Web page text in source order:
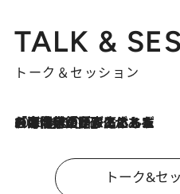
TALK &
トーク＆セッション
2026.8.3
「今後値上げがあるとすれば…」「リスクがあるのは今年の冬」エネルギー専門家が語る、ホルムズ海峡封鎖が家庭にもたらす“ある心配”
トーク&セ